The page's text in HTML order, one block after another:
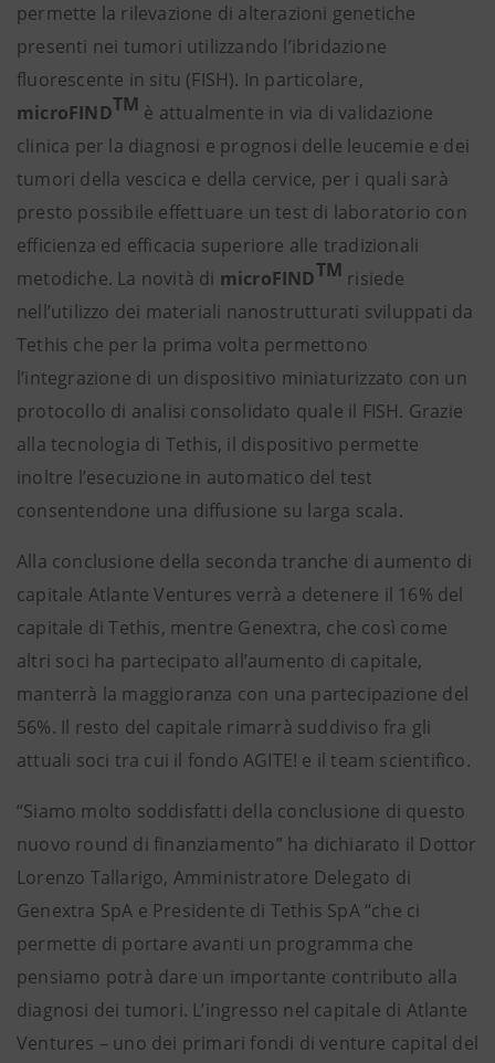
permette la rilevazione di alterazioni genetiche
presenti nei tumori utilizzando l’ibridazione
fluorescente in situ (FISH). In particolare,
microFINDTM è attualmente in via di validazione
clinica per la diagnosi e prognosi delle leucemie e dei
tumori della vescica e della cervice, per i quali sarà
presto possibile effettuare un test di laboratorio con
efficienza ed efficacia superiore alle tradizionali
metodiche. La novità di microFINDTM risiede
nell’utilizzo dei materiali nanostrutturati sviluppati da
Tethis che per la prima volta permettono
l’integrazione di un dispositivo miniaturizzato con un
protocollo di analisi consolidato quale il FISH. Grazie
alla tecnologia di Tethis, il dispositivo permette
inoltre l’esecuzione in automatico del test
consentendone una diffusione su larga scala.
Alla conclusione della seconda tranche di aumento di
capitale Atlante Ventures verrà a detenere il 16% del
capitale di Tethis, mentre Genextra, che così come
altri soci ha partecipato all’aumento di capitale,
manterrà la maggioranza con una partecipazione del
56%. Il resto del capitale rimarrà suddiviso fra gli
attuali soci tra cui il fondo AGITE! e il team scientifico.
“Siamo molto soddisfatti della conclusione di questo
nuovo round di finanziamento” ha dichiarato il Dottor
Lorenzo Tallarigo, Amministratore Delegato di
Genextra SpA e Presidente di Tethis SpA “che ci
permette di portare avanti un programma che
pensiamo potrà dare un importante contributo alla
diagnosi dei tumori. L’ingresso nel capitale di Atlante
Ventures – uno dei primari fondi di venture capital del